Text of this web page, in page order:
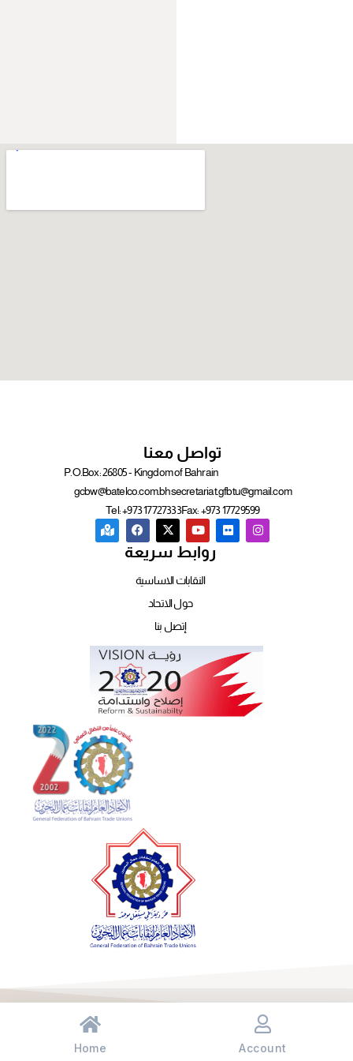
تواصل معنا
P.O.Box: 26805 - Kingdom of Bahrain
gcbw@batelco.com.bhsecretariat.gfbtu@gmail.com
Tel: +973 17727333Fax: +973 17729599
روابط سريعة
النقابات الاساسية
حول الاتحاد
إتصل بنا
© جميع الحقوق محفوظة اتحاد العام لنقابات عمال البحرين 2023
Home Account